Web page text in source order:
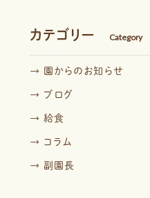
カテゴリーCategory
→ 園からのお知らせ
→ ブログ
→ 給食
→ コラム
→ 副園長